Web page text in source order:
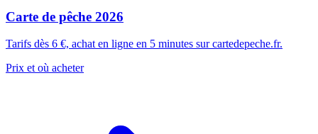
Carte de pêche 2026
Tarifs dès 6 €, achat en ligne en 5 minutes sur cartedepeche.fr.
Prix et où acheter